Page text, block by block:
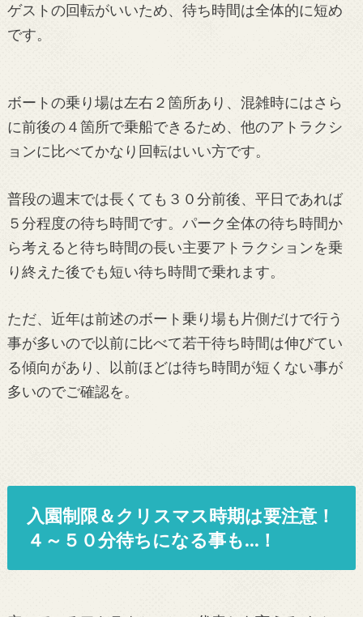
ゲストの回転がいいため、待ち時間は全体的に短め
です。
ボートの乗り場は左右２箇所あり、混雑時にはさら
に前後の４箇所で乗船できるため、他のアトラクシ
ョンに比べてかなり回転はいい方です。
普段の週末では長くても３０分前後、平日であれば
５分程度の待ち時間です。パーク全体の待ち時間か
ら考えると待ち時間の長い主要アトラクションを乗
り終えた後でも短い待ち時間で乗れます。
ただ、近年は前述のボート乗り場も片側だけで行う
事が多いので以前に比べて若干待ち時間は伸びてい
る傾向があり、以前ほどは待ち時間が短くない事が
多いのでご確認を。
入園制限＆クリスマス時期は要注意！
４～５０分待ちになる事も…！